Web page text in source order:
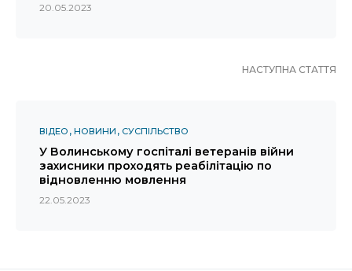
20.05.2023
НАСТУПНА СТАТТЯ
ВІДЕО НОВИНИ СУСПІЛЬСТВО
У Волинському госпіталі ветеранів війни
захисники проходять реабілітацію по
відновленню мовлення
22.05.2023